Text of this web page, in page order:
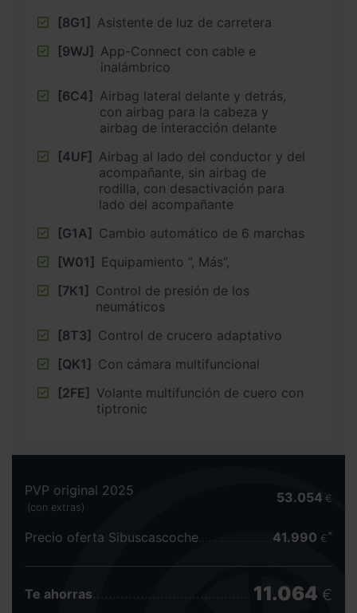
[8G1] Asistente de luz de carretera
[9WJ] App-Connect con cable e
inalámbrico
[6C4] Airbag lateral delante y detrás,
con airbag para la cabeza y
airbag de interacción delante
[4UF] Airbag al lado del conductor y del
acompañante, sin airbag de
rodilla, con desactivación para
lado del acompañante
[G1A] Cambio automático de 6 marchas
[W01] Equipamiento ”, Más”,
[7K1] Control de presión de los
neumáticos
[8T3] Control de crucero adaptativo
[QK1] Con cámara multifuncional
[2FE] Volante multifunción de cuero con
tiptronic
PVP original 2025
(con extras)
53.054 €
Precio oferta Sibuscascoche 41.990 €
Te ahorras 11.064 €